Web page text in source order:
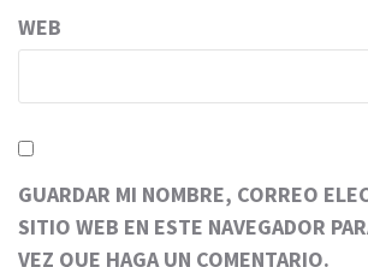
WEB
GUARDAR MI NOMBRE, CORREO
SITIO WEB EN ESTE NAVEGADOR
VEZ QUE HAGA UN COMENTARIO.